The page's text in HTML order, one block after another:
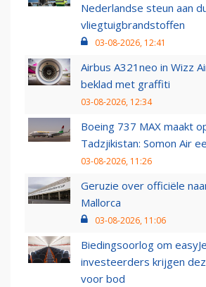
Nederlandse steun aan
vliegtuigbrandstoffen
03-08-2026, 12:41
Airbus A321neo in Wizz
beklad met graffiti
03-08-2026, 12:34
Boeing 737 MAX maakt
Tadzjikistan: Somon Air
03-08-2026, 11:26
Geruzie over officiële
Mallorca
03-08-2026, 11:06
Biedingsoorlog om
investeerders krijgen
voor bod